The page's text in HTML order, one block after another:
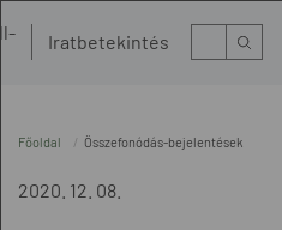
Iratbetekintés Kereső
Főoldal Összefonódás-bejelentések
2020. 12. 08.